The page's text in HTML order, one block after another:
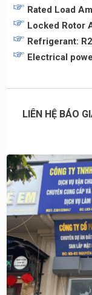
Rated Load
Locked Rotor
Refrigerant:
Electrical
LIÊN HỆ BÁO